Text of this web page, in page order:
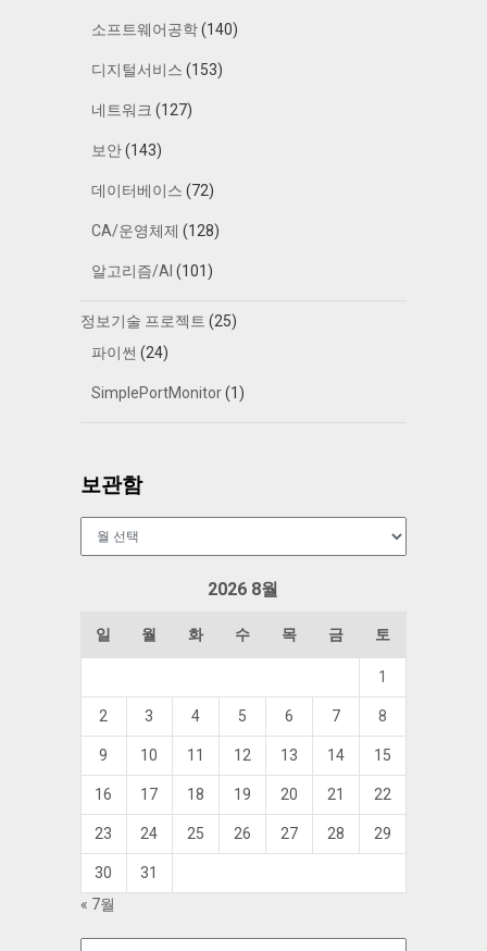
소프트웨어공학(140)
디지털서비스 (153)
네트워크 (127)
보안(143)
데이터베이스 (72)
CA/운영체제 (128)
알고리즘/AI (101)
정보기술 프로젝트 (25)
파이썬 (24)
SimplePortMonitor(1)
보관함
2026 8월
일 월 화 수 목 금 토
1
2 3 4 5 6 7 8
9 10 11 12 13 14 15
16 17 18 19 20 21 22
23 24 25 26 27 28 29
30
31
« 7월